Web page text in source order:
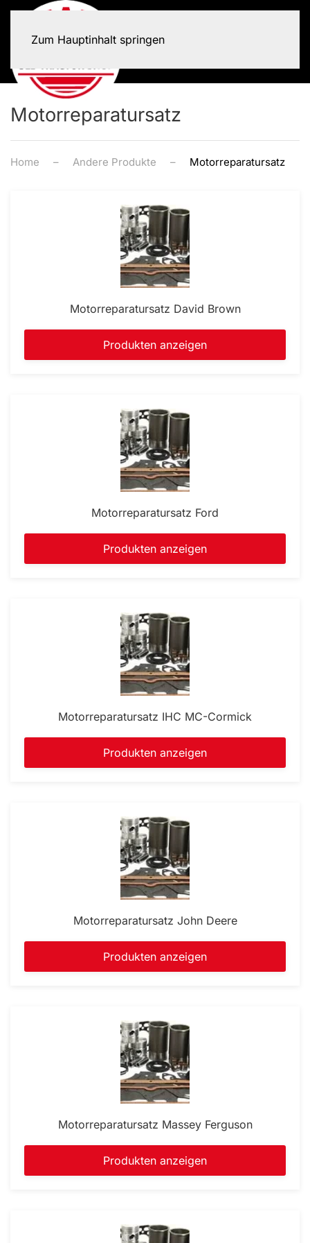
Zum Hauptinhalt springen
Motorreparatursatz
Home Andere Produkte Motorreparatursatz
Motorreparatursatz David Brown
Produkten anzeigen
Motorreparatursatz Ford
Produkten anzeigen
Motorreparatursatz IHC MC-Cormick
Produkten anzeigen
Motorreparatursatz John Deere
Produkten anzeigen
Motorreparatursatz Massey Ferguson
Produkten anzeigen